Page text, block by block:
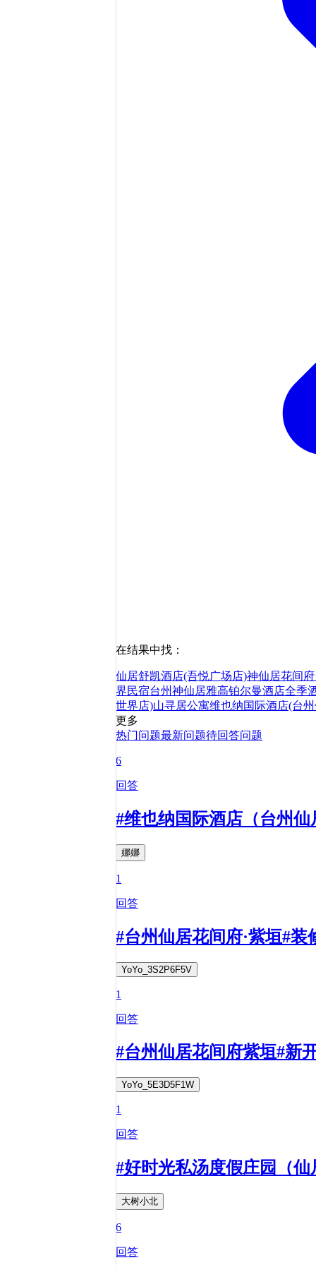
在结果中找：
仙居舒凯酒店(吾悦广场店)神仙居花间府
界民宿台州神仙居雅高铂尔曼酒店全季
世界店)山寻居公寓维也纳国际酒店(台
更多
热门问题最新问题待回答问题
6
回答
#维也纳国际酒店（台州
娜娜
1
回答
#台州仙居花间府·紫垣#装
YoYo_3S2P6F5V
1
回答
#台州仙居花间府紫垣#新
YoYo_5E3D5F1W
1
回答
#好时光私汤度假庄园（
大树小北
6
回答